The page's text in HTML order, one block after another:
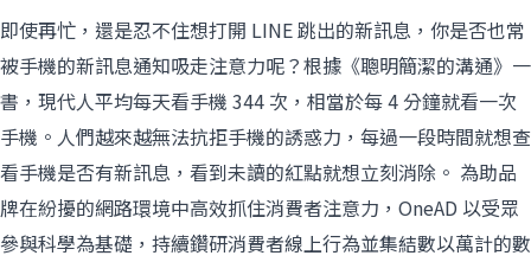
即使再忙，還是忍不住想打開 LINE 跳出的新訊息，你是否也常
被手機的新訊息通知吸走注意力呢？根據《聰明簡潔的溝通》一
書，現代人平均每天看手機 344 次，相當於每 4 分鐘就看一次
手機。人們越來越無法抗拒手機的誘惑力，每過一段時間就想查
看手機是否有新訊息，看到未讀的紅點就想立刻消除。 為助品
牌在紛擾的網路環境中高效抓住消費者注意力，OneAD 以受眾
參與科學為基礎，持續鑽研消費者線上行為並集結數以萬計的數